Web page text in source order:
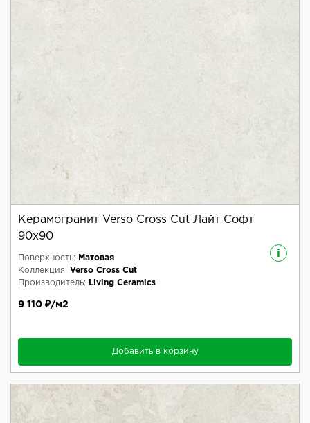
Керамогранит Verso Cross Cut Лайт Софт
90x90
i
Поверхность:
Матовая
Коллекция: Verso Cross Cut
Производитель:
Living Ceramics
9 110 ₽/м2
Добавить в корзину